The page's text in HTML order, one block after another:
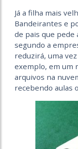
Já a filha mais
Bandeirantes e
de pais que pede
segundo a
reduzirá, uma
exemplo, em um
arquivos na
recebendo aulas